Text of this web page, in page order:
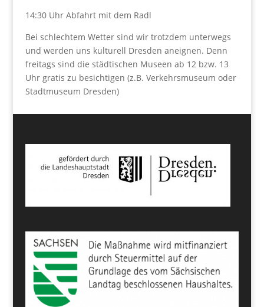
14:30 Uhr Abfahrt mit dem Radl
Bei schlechtem Wetter sind wir trotzdem unterwegs
und werden uns kulturell Dresden aneignen. Denn
freitags sind die städtischen Museen ab 12 bzw. 13
Uhr gratis zu besichtigen (z.B. Verkehrsmuseum oder
Stadtmuseum Dresden)